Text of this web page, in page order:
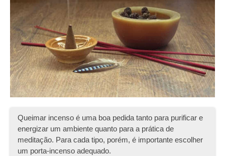
Queimar incenso é uma boa pedida tanto para purificar e
energizar um ambiente quanto para a prática de
meditação. Para cada tipo, porém, é importante escolher
um porta-incenso adequado.